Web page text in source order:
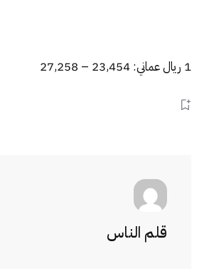
1 ريال عماني: 23,454 – 27,258
قلم الناس